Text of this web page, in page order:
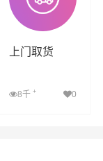
上门取货
8千 + 0